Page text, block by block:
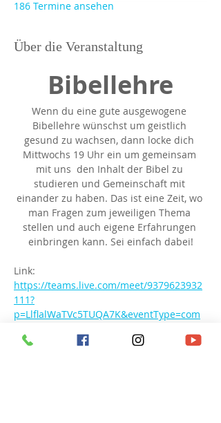
186 Termine ansehen
Über die Veranstaltung
Bibellehre
Wenn du eine gute ausgewogene
Bibellehre wünschst um geistlich
gesund zu wachsen, dann locke dich
Mittwochs 19 Uhr ein um gemeinsam
mit uns  den Inhalt der Bibel zu
studieren und Gemeinschaft mit
einander zu haben. Das ist eine Zeit, wo
man Fragen zum jeweiligen Thema
stellen und auch eigene Erfahrungen
einbringen kann. Sei einfach dabei!
Link:
https://teams.live.com/meet/9379623932
111?
p=LlflalWaTVc5TUQA7K&eventType=com